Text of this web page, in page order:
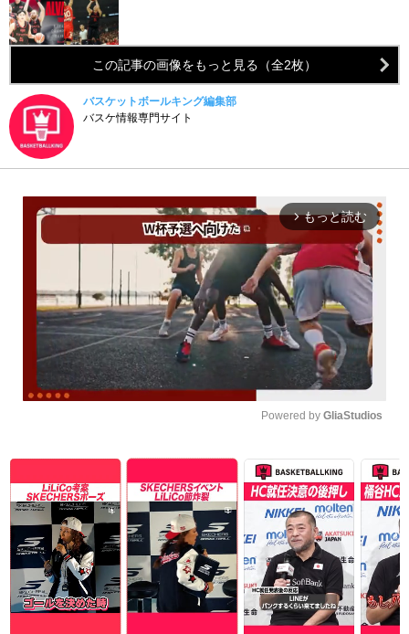
この記事の画像をもっと見る（全2枚）
バスケットボールキング編集部
バスケ情報専門サイト
arrow_forward_ios もっと読む
Powered by GliaStudios